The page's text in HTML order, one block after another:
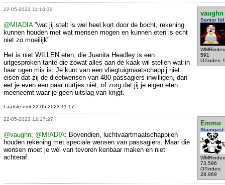
22-05-2023 11:16:32
vaughn
Senior lid
591
OTindex:
@MIADIA"wat jij stelt is wel heel kort door de bocht, rekening
kunnen houden met wat mensen mogen en kunnen eten is echt
niet zo moeilijk"
Het is niet WILLEN eten, die Juanita Headley is een
uitgesproken tante die zowat alles aan de kaak wil stellen wat in
haar ogen mis is. Je kunt van een vliegtuigmaatschappij niet
eisen dat zij de dieetwensen van 480 passagiers inwilligen, dan
eet je even een paar uurtjes niet, of zorg dat jij je eigen eten
meeneemt waar je geen uitslag van krijgt.
Laatste edit 22-05-2023 11:17
22-05-2023 12:17:27
Emmo
Stamgast
73.596
OTindex:
28.969
@vaughn: @MIADIA: Bovendien, luchtvaartmaatschappijen
houden rekening met speciale wensen van passagiers. Maar die
wensen moet je wél van tevoren kenbaar maken en niet
achteraf.